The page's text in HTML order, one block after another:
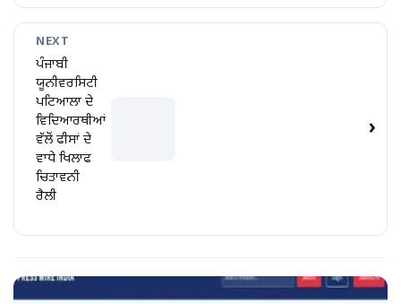
NEXT
ਪੰਜਾਬੀ
ਯੂਨੀਵਰਸਿਟੀ
ਪਟਿਆਲਾ ਦੇ
ਵਿਦਿਆਰਥੀਆਂ
ਵੱਲੋਂ ਫੀਸਾਂ ਦੇ
ਵਾਧੇ ਖਿਲਾਫ
ਚਿਤਾਵਨੀ
ਰੈਲੀ
›